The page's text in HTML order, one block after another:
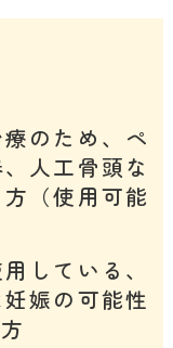
のため、ペ
人工骨頭な
（使用可能
している、
娠の可能性